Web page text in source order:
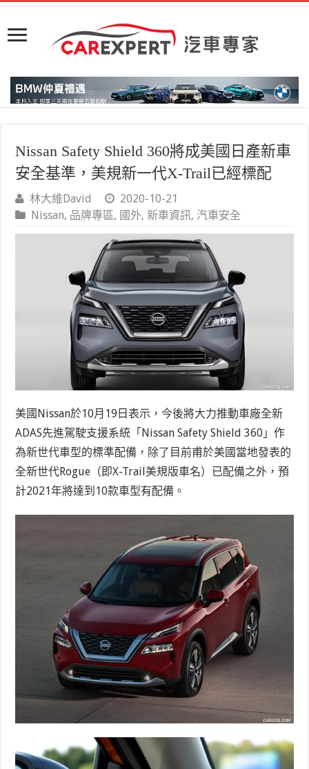
Nissan Safety Shield 360將成美國日產新車
安全基準，美規新一代X-Trail已經標配
林大維David
2020-10-21
Nissan, 品牌專區, 國外,新車資訊, 汽車安全
美國Nissan於10月19日表示，今後將大力推動車廠全新
ADAS先進駕駛支援系統「Nissan Safety Shield 360」作
為新世代車型的標準配備，除了目前甫於美國當地發表的
全新世代Rogue（即X-Trail美規版車名）已配備之外，預
計2021年將達到10款車型有配備。